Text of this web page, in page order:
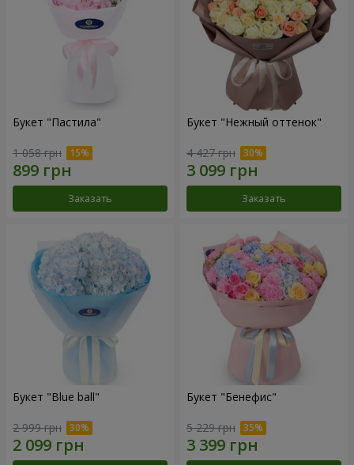
Букет "Пастила"
1 058 грн
Заказать
Букет "Нежный оттенок"
4 427 грн
Заказать
Букет "Blue ball"
2 999 грн
Букет "Бенефис"
5 229 грн